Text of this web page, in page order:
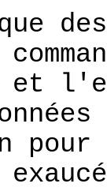
des
et
pour